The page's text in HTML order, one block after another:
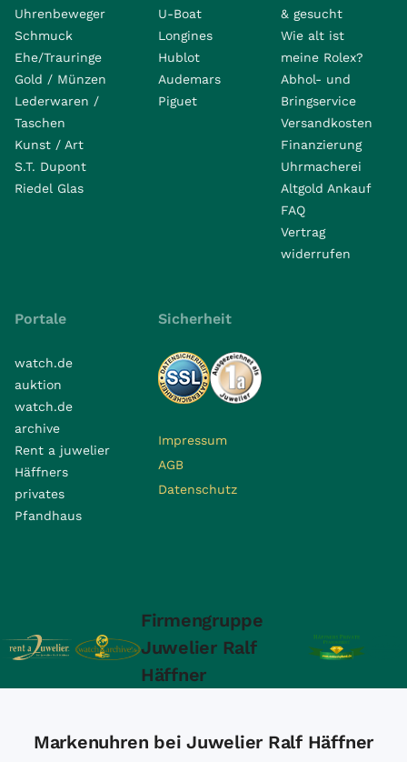
Uhrenbeweger
Schmuck
Ehe/Trauringe
Gold / Münzen
Lederwaren /
Taschen
Kunst / Art
S.T. Dupont
Riedel Glas
U-Boat
Longines
Hublot
Audemars
Piguet
& gesucht
Wie alt ist
meine Rolex?
Abhol- und
Bringservice
Versandkosten
Finanzierung
Uhrmacherei
Altgold Ankauf
FAQ
Vertrag
widerrufen
Portale
watch.de
auktion
watch.de
archive
Rent a juwelier
Häffners
privates
Pfandhaus
Sicherheit
Impressum
AGB
Datenschutz
Firmengruppe
Juwelier Ralf
Häffner
Markenuhren bei Juwelier Ralf Häffner